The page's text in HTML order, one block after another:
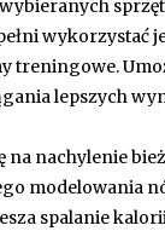
treningowe.
lepszych
nachylenie
modelowania
spalanie